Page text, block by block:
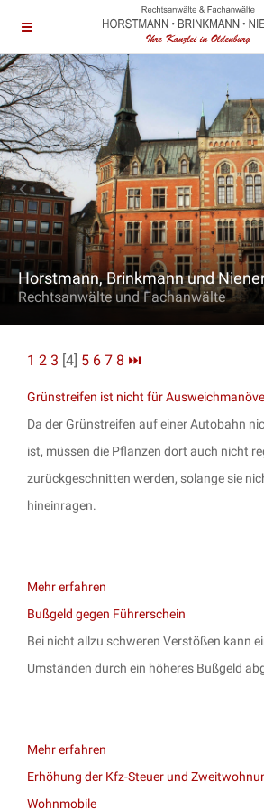
Horstmann, Brinkmann und
Rechtsanwälte und Fachanwälte
1 2 3 [4] 5 6 7 8 ⏭
Grünstreifen ist nicht für
Da der Grünstreifen auf einer Autobahn
ist, müssen die Pflanzen dort auch nicht
zurückgeschnitten werden, solange sie
hineinragen.
Mehr erfahren
Bußgeld gegen Führerschein
Bei nicht allzu schweren Verstößen kann
Umständen durch ein höheres Bußgeld
Mehr erfahren
Erhöhung der Kfz-Steuer und
Wohnmobile